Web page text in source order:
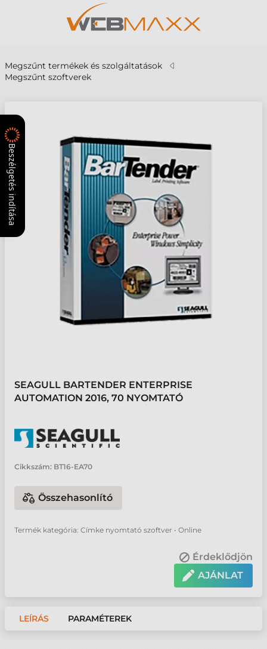
Megszűnt termékek és szolgáltatások
Megszűnt szoftverek
SEAGULL BARTENDER ENTERPRISE
AUTOMATION 2016, 70 NYOMTATÓ
Cikkszám: BT16-EA70
Összehasonlító
Termék kategória: Címke nyomtató szoftver • Online
Érdeklődjön
AJÁNLAT
LEÍRÁS PARAMÉTEREK
Beszélgetés indítása